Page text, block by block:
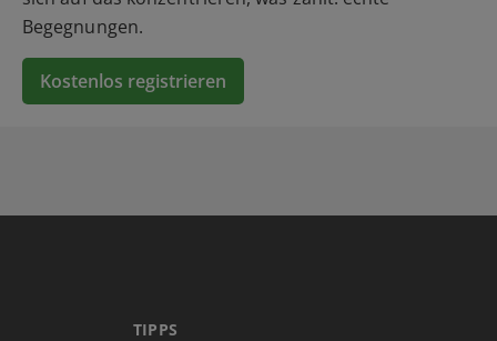
Begegnungen.
Kostenlos registrieren
TIPPS